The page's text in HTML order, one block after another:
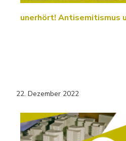
unerhört! Antisemitismus
22. Dezember 2022